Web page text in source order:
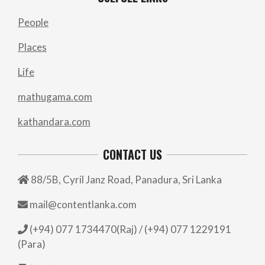
People
Places
Life
mathugama.com
kathandara.com
CONTACT US
88/5B, Cyril Janz Road, Panadura, Sri Lanka
mail@contentlanka.com
(+94) 077 1734470(Raj) / (+94) 077 1229191
(Para)